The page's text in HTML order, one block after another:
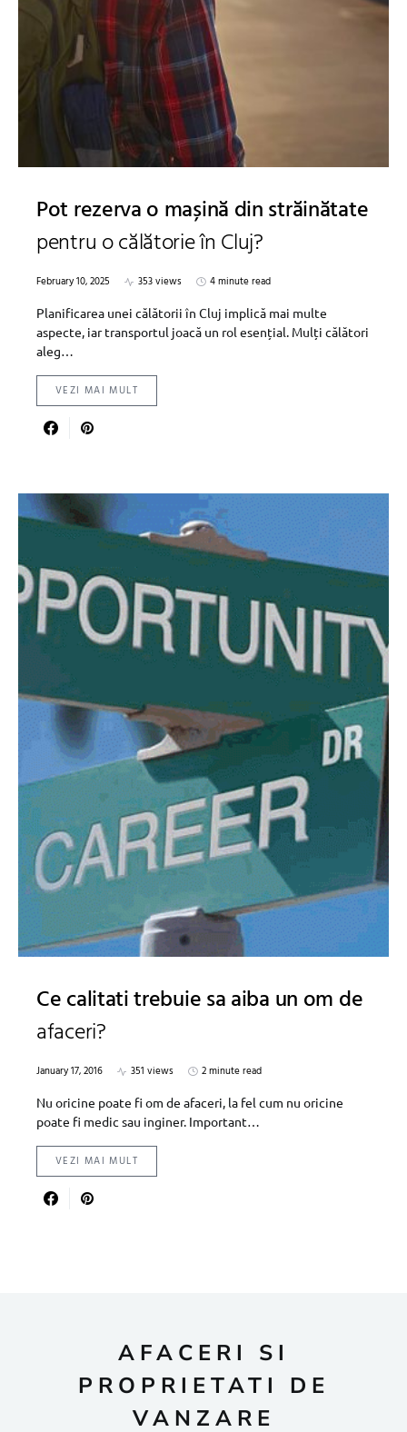
Pot rezerva o mașină din străinătate
pentru o călătorie în Cluj?
February 10, 2025 353 views
4 minute read
Planificarea unei călătorii în Cluj implică mai multe
aspecte, iar transportul joacă un rol esențial. Mulți călători
aleg…
VEZI MAI MULT
Ce calitati trebuie sa aiba un om de
afaceri?
January 17, 2016 351 views
2 minute read
Nu oricine poate fi om de afaceri, la fel cum nu oricine
poate fi medic sau inginer. Important…
VEZI MAI MULT
AFACERI SI
PROPRIETATI DE
VANZARE